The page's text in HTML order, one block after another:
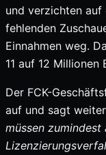
und verzichten auf
fehlenden
Einnahmen weg.
11 auf 12 Millionen
Der FCK-
auf und sagt
müssen